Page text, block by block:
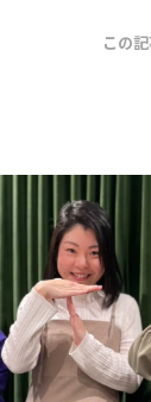
ズ
この